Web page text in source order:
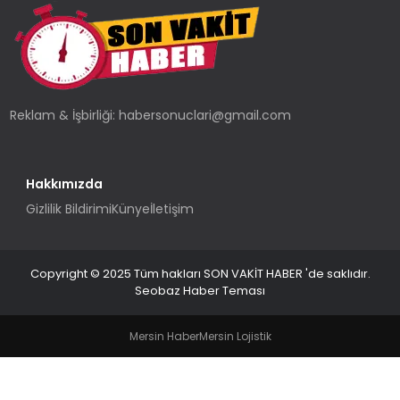
TEKNOLOJI
YAŞAM
Reklam & İşbirliği:habersonuclari@gmail.com
Hakkımızda
Gizlilik BildirimiKünyeİletişim
Copyright © 2025 Tüm hakları SON VAKİT HABER 'de saklıdır.
Seobaz Haber Teması
Mersin HaberMersin Lojistik